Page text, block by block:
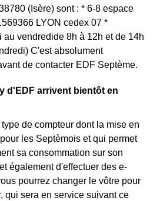
(Isère) sont : * 6-8 espace
LYON cedex 07 *
vendredide 8h à 12h et de 14h
C'est absolument
de contacter EDF Septème.
d'EDF arrivent bientôt en
de compteur dont la mise en
les Septèmois et qui permet
sa consommation sur son
également d'effectuer des e-
pourrez changer le vôtre pour
qui sera en service suivant ce